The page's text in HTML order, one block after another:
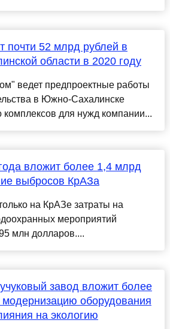
почти 52 млрд рублей в
области в 2020 году
ведет предпроектные работы
в Южно-Сахалинске
комплексов для нужд компании...
вложит более 1,4 млрд
выбросов КрАЗа
на КрАЗе затраты на
мероприятий
млн долларов....
завод вложит более
оборудования
на экологию